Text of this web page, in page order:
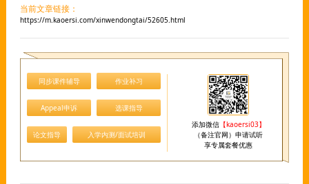
当前文章链接：
https://m.kaoersi.com/xinwendongtai/52605.html
同步课件辅导 作业补习
Appeal申诉 选课指导
论文指导 入学内测/面试培训
添加微信【kaoersi03】
（备注官网）申请试听
享专属套餐优惠